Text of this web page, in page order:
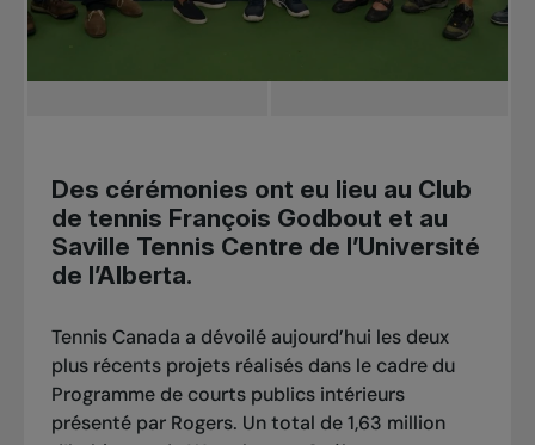
Des cérémonies ont eu lieu au Club
de tennis François Godbout et au
Saville Tennis Centre de l’Université
de l’Alberta.
Tennis Canada a dévoilé aujourd’hui les deux
plus récents projets réalisés dans le cadre du
Programme de courts publics intérieurs
présenté par Rogers. Un total de 1,63 million